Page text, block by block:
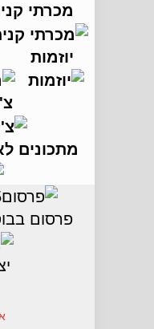
מכרתי
יוזמות
מתכונים
פרסום